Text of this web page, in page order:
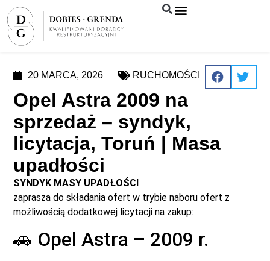
20 MARCA, 2026 RUCHOMOŚCI
Opel Astra 2009 na
sprzedaż – syndyk,
licytacja, Toruń | Masa
upadłości
SYNDYK MASY UPADŁOŚCI
zaprasza do składania ofert w trybie naboru ofert z
możliwością dodatkowej licytacji na zakup:
🚗 Opel Astra – 2009 r.